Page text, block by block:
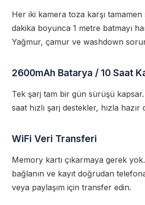
Her iki kamera toza karşı tamamen
dakika boyunca 1 metre batmayı
Yağmur, çamur ve washdown
2600mAh Batarya / 10 Saat
Tek şarj tam bir gün sürüşü
saat hızlı şarj destekler, hızla
WiFi Veri Transferi
Memory kartı çıkarmaya gerek
bağlanın ve kayıt doğrudan
veya paylaşım için transfer edin.